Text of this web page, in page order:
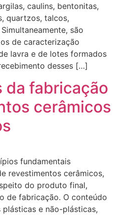
caulins, bentonitas,
quartzos, talcos,
são
de caracterização
lavra e de lotes formados
desses […]
da fabricação
cerâmicos
fundamentais
revestimentos cerâmicos,
do produto final,
de fabricação. O conteúdo
e não-plásticas,